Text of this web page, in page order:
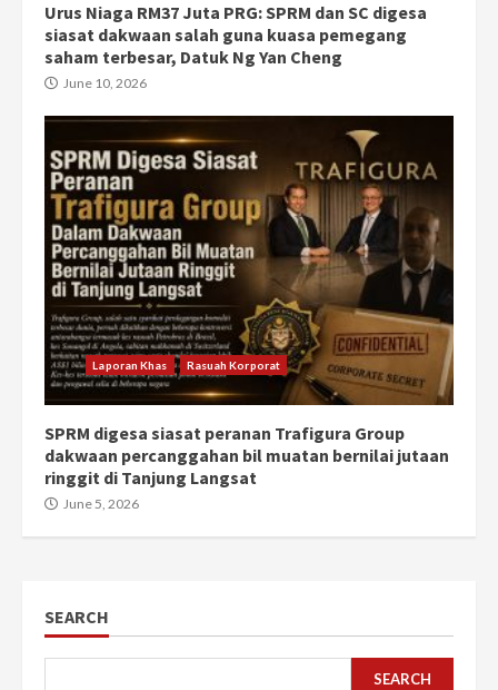
Urus Niaga RM37 Juta PRG: SPRM dan SC digesa
siasat dakwaan salah guna kuasa pemegang
saham terbesar, Datuk Ng Yan Cheng
June 10, 2026
Laporan Khas Rasuah Korporat
SPRM digesa siasat peranan Trafigura Group
dakwaan percanggahan bil muatan bernilai jutaan
ringgit di Tanjung Langsat
June 5, 2026
SEARCH
SEARCH